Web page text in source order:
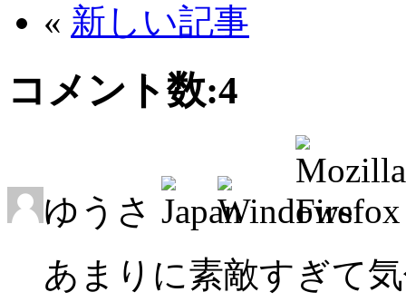
« 新しい記事
コメント数:4
ゆうさ
あまりに素敵すぎて